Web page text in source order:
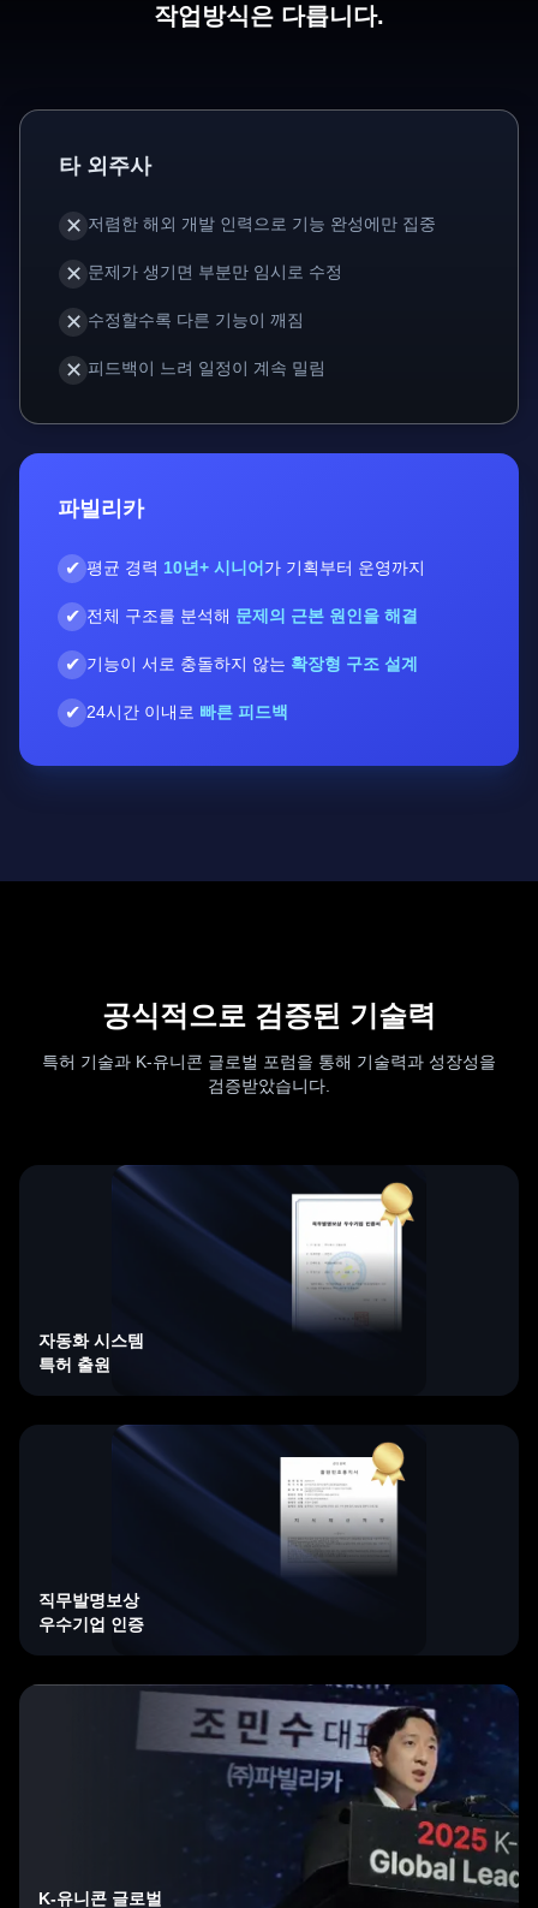
얼굴과 경력을 공개한 시니어 팀이
저희는 QA까지 책임지는 올인원
패키지로 진행합니다.
작업방식은 다릅니다.
타 외주사
✕ 저렴한 해외 개발 인력으로 기능 완성에만 집중
✕ 문제가 생기면 부분만 임시로 수정
✕ 수정할수록 다른 기능이 깨짐
✕ 피드백이 느려 일정이 계속 밀림
파빌리카
✔ 평균 경력 10년+ 시니어 가 기획부터 운영까지
✔ 전체 구조를 분석해 문제의 근본 원인을 해결
✔ 기능이 서로 충돌하지 않는 확장형 구조 설계
✔ 24시간 이내로 빠른 피드백
공식적으로 검증된 기술력
특허 기술과 K-유니콘 글로벌 포럼을 통해 기술력과 성장성을
검증받았습니다.
자동화 시스템
특허 출원
직무발명보상
우수기업 인증
K-유니콘 글로벌